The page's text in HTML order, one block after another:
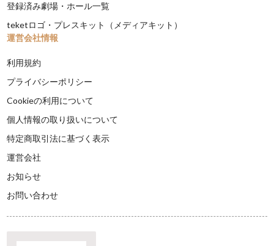
登録済み劇場・ホール一覧
teketロゴ・プレスキット（メディアキット）
運営会社情報
利用規約
プライバシーポリシー
Cookieの利用について
個人情報の取り扱いについて
特定商取引法に基づく表示
運営会社
お知らせ
お問い合わせ